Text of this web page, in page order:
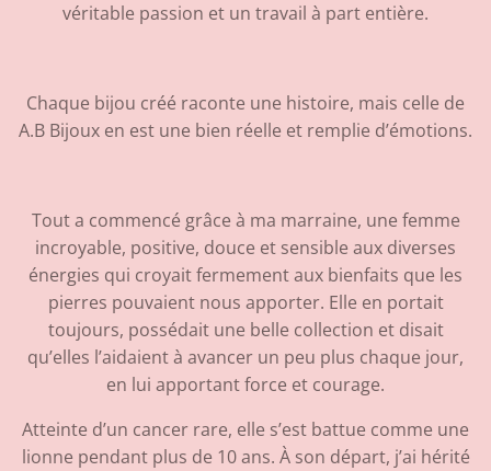
véritable passion et un travail à part entière.
Chaque bijou créé raconte une histoire, mais celle de
A.B Bijoux en est une bien réelle et remplie d’émotions.
Tout a commencé grâce à ma marraine, une femme
incroyable, positive, douce et sensible aux diverses
énergies qui croyait fermement aux bienfaits que les
pierres pouvaient nous apporter. Elle en portait
toujours, possédait une belle collection et disait
qu’elles l’aidaient à avancer un peu plus chaque jour,
en lui apportant force et courage.
Atteinte d’un cancer rare, elle s’est battue comme une
lionne pendant plus de 10 ans. À son départ, j’ai hérité